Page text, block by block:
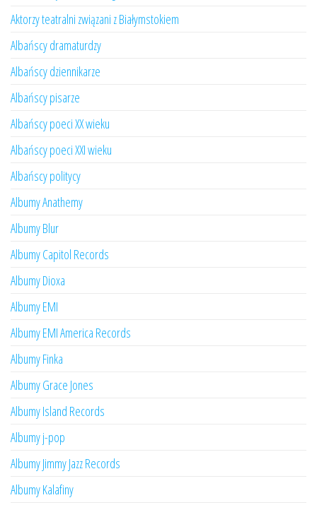
Aktorzy teatralni związani z Białymstokiem
Albańscy dramaturdzy
Albańscy dziennikarze
Albańscy pisarze
Albańscy poeci XX wieku
Albańscy poeci XXI wieku
Albańscy politycy
Albumy Anathemy
Albumy Blur
Albumy Capitol Records
Albumy Dioxa
Albumy EMI
Albumy EMI America Records
Albumy Finka
Albumy Grace Jones
Albumy Island Records
Albumy j-pop
Albumy Jimmy Jazz Records
Albumy Kalafiny